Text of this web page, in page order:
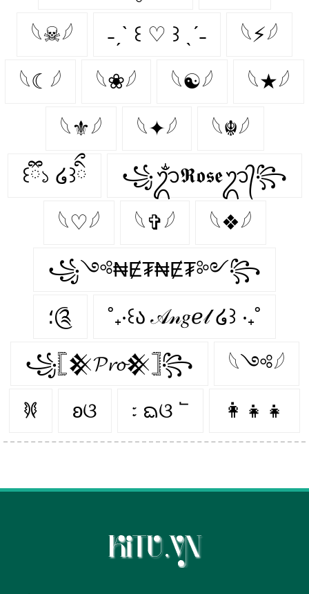
𓆩☠𓆪 ˗ˏˋ ꒰ ♡ ꒱ ˎˊ˗ 𓆩⚡𓆪
𓆩☾𓆪 𓆩❀𓆪 𓆩☯𓆪 𓆩★𓆪
𓆩⚜𓆪 𓆩✦𓆪 𓆩☬𓆪
꒰ྀི১ ໒꒱ིྀ ꧁ᬊᬁ𝕽𝖔𝖘𝖊ᬊ᭄꧂
𓆩♡𓆪 𓆩✞𓆪 𓆩❖𓆪
꧁༺₦Ɇ₮₦Ɇ₮༻꧂
؛༊ ˚₊‧꒰ა 𝒜𝓃𝑔ℯ𝓁 ໒꒱ ‧₊˚
꧁𓊈𒆜𝓟𝓻𝓸𒆜𓊉꧂ 𓆩༺𓆪
𐦍 ʚଓ ᭝ ᨳଓ ՟ 👩‍👧‍👧